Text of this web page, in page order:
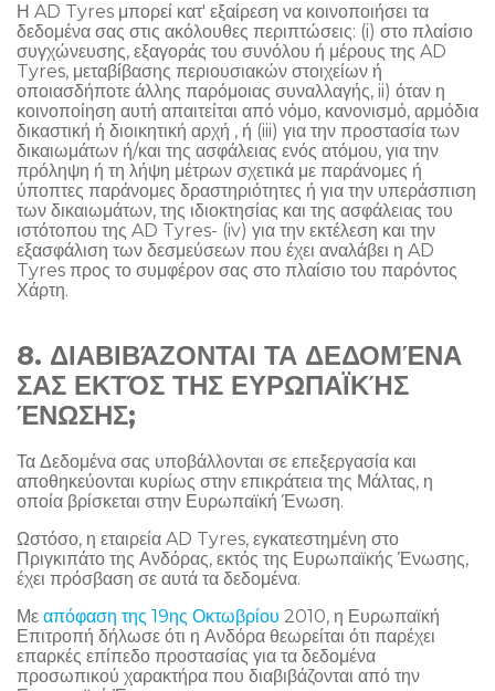
Η AD Tyres μπορεί κατ' εξαίρεση να κοινοποιήσει τα
δεδομένα σας στις ακόλουθες περιπτώσεις: (i) στο πλαίσιο
συγχώνευσης, εξαγοράς του συνόλου ή μέρους της AD
Tyres, μεταβίβασης περιουσιακών στοιχείων ή
οποιασδήποτε άλλης παρόμοιας συναλλαγής, ii) όταν η
κοινοποίηση αυτή απαιτείται από νόμο, κανονισμό, αρμόδια
δικαστική ή διοικητική αρχή , ή (iii) για την προστασία των
δικαιωμάτων ή/και της ασφάλειας ενός ατόμου, για την
πρόληψη ή τη λήψη μέτρων σχετικά με παράνομες ή
ύποπτες παράνομες δραστηριότητες ή για την υπεράσπιση
των δικαιωμάτων, της ιδιοκτησίας και της ασφάλειας του
ιστότοπου της AD Tyres- (iv) για την εκτέλεση και την
εξασφάλιση των δεσμεύσεων που έχει αναλάβει η AD
Tyres προς το συμφέρον σας στο πλαίσιο του παρόντος
Χάρτη.
8. ΔΙΑΒΙΒΆΖΟΝΤΑΙ ΤΑ ΔΕΔΟΜΈΝΑ
ΣΑΣ ΕΚΤΌΣ ΤΗΣ ΕΥΡΩΠΑΪΚΉΣ
ΈΝΩΣΗΣ;
Τα Δεδομένα σας υποβάλλονται σε επεξεργασία και
αποθηκεύονται κυρίως στην επικράτεια της Μάλτας, η
οποία βρίσκεται στην Ευρωπαϊκή Ένωση.
Ωστόσο, η εταιρεία AD Tyres, εγκατεστημένη στο
Πριγκιπάτο της Ανδόρας, εκτός της Ευρωπαϊκής Ένωσης,
έχει πρόσβαση σε αυτά τα δεδομένα.
Με απόφαση της 19ης Οκτωβρίου 2010, η Ευρωπαϊκή
Επιτροπή δήλωσε ότι η Ανδόρα θεωρείται ότι παρέχει
επαρκές επίπεδο προστασίας για τα δεδομένα
προσωπικού χαρακτήρα που διαβιβάζονται από την